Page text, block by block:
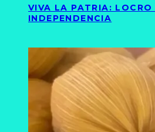
VIVA LA PATRIA: LOCRO
INDEPENDENCIA